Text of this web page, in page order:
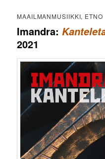
MAAILMANMUSIIKKI, ETNO
Imandra:
2021